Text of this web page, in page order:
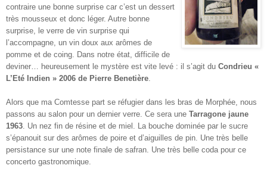
contraire une bonne surprise car c’est un dessert
très mousseux et donc léger. Autre bonne
surprise, le verre de vin surprise qui
l’accompagne, un vin doux aux arômes de
pomme et de coing. Dans notre état, difficile de
deviner… heureusement le mystère est vite levé : il s’agit du Condrieu «
L’Eté Indien » 2006 de Pierre Benetière
Alors que ma Comtesse part se réfugier dans les bras de Morphée, nous
passons au salon pour un dernier verre. Ce sera une Tarragone jaune
1963 . Un nez fin de résine et de miel. La bouche dominée par le sucre
s’épanouit sur des arômes de poire et d’aiguilles de pin. Une très belle
persistance sur une note finale de safran. Une très belle coda pour ce
concerto gastronomique.